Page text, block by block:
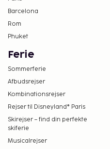
Barcelona
Rom
Phuket
Ferie
Sommerferie
Afbudsrejser
Kombinationsrejser
Rejser til Disneyland® Paris
Skirejser – find din perfekte
skiferie
Musicalrejser